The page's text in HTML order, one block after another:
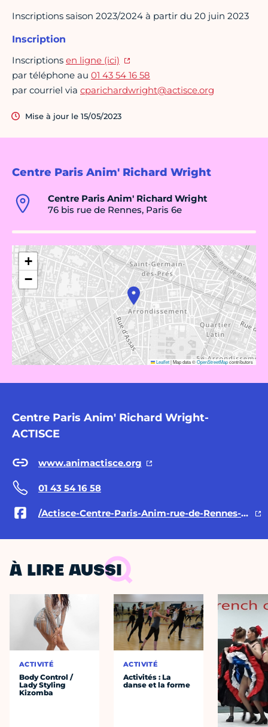
Centre Paris Anim' Richard Wright
Centre Paris Anim' Richard Wright
76 bis rue de Rennes, Paris 6e
+
−
Leaflet|Map data ©OpenStreetMapcontributors
Centre Paris Anim' Richard Wright-
ACTISCE
www.animactisce.org
01 43 54 16 58
/Actisce-Centre-Paris-Anim-rue-de-Rennes-190214624336980/
Inscriptions saison 2023/2024 à partir du 20 juin 2023
Inscription
Inscriptions en ligne (ici)
par téléphone au 01 43 54 16 58
par courriel via cparichardwright@actisce.org
Mise à jour le 15/05/2023
À LIRE AUSSI
ACTIVITÉ
Body Control /
Lady Styling
Kizomba
ACTIVITÉ
Activités : La
danse et la forme